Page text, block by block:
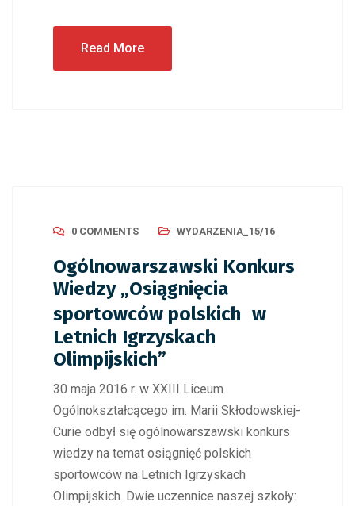
Read More
0 COMMENTS WYDARZENIA_15/16
Ogólnowarszawski Konkurs
Wiedzy „Osiągnięcia
sportowców polskich w
Letnich Igrzyskach
Olimpijskich”
30 maja 2016 r. w XXIII Liceum
Ogólnokształcącego im. Marii Skłodowskiej-
Curie odbył się ogólnowarszawski konkurs
wiedzy na temat osiągnięć polskich
sportowców na Letnich Igrzyskach
Olimpijskich. Dwie uczennice naszej szkoły: